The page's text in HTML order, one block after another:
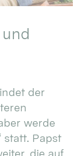
der
werde
statt. Papst